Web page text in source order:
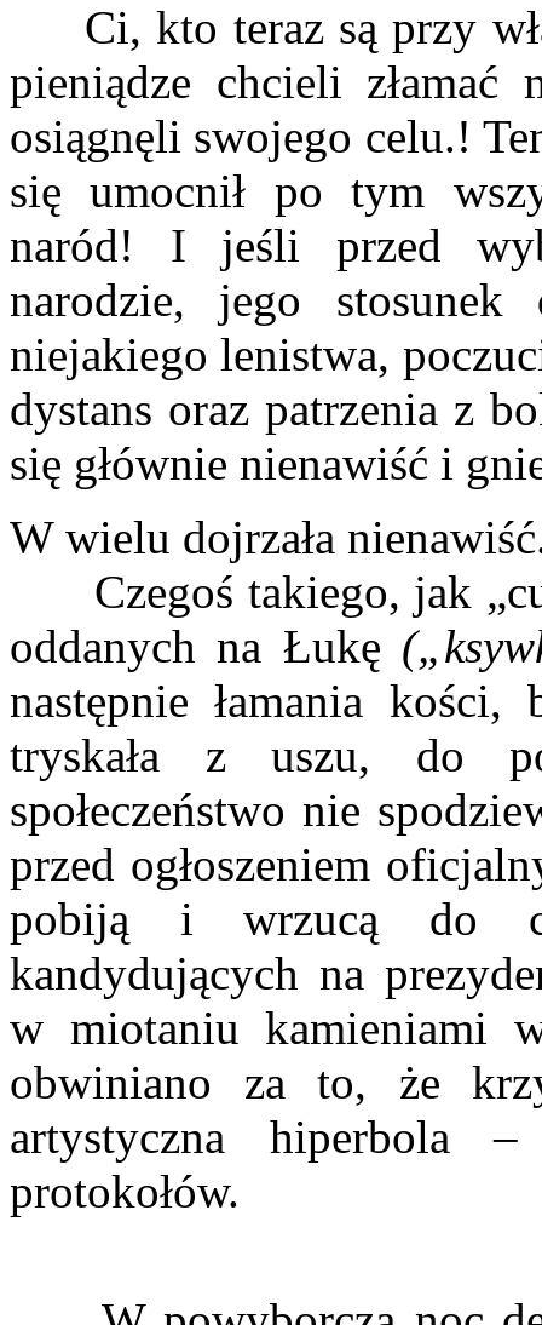
Ci, kto teraz są przy
pieniądze chcieli
osiągnęli swojego celu.!
się umocnił po tym
naród! I jeśli przed
narodzie, jego stosunek
niejakiego lenistwa,
dystans oraz patrzenia z
się głównie nienawiść i
W wielu dojrzała
Czegoś takiego, jak
oddanych na Łukę
następnie łamania
tryskała z uszu, do
społeczeństwo nie
przed ogłoszeniem
pobiją i wrzucą do
kandydujących na
w miotaniu kamieniami
obwiniano za to, że
artystyczna hiperbola
protokołów.